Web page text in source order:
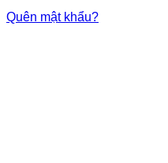
Quên mật khẩu?